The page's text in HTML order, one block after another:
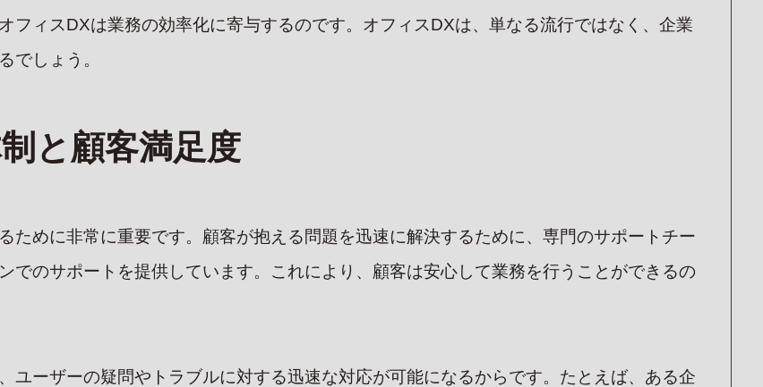
フィスDXは業務の効率化に寄与するのです。オフィスDXは、単なる流行ではなく、企業
でしょう。
と顧客満足度
ために非常に重要です。顧客が抱える問題を迅速に解決するために、専門のサポートチー
でのサポートを提供しています。これにより、顧客は安心して業務を行うことができるの
ユーザーの疑問やトラブルに対する迅速な対応が可能になるからです。たとえば、ある企